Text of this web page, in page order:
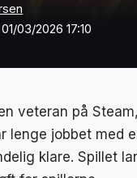
03/2026 17:10
veteran på
lenge jobbet med
klare. Spillet